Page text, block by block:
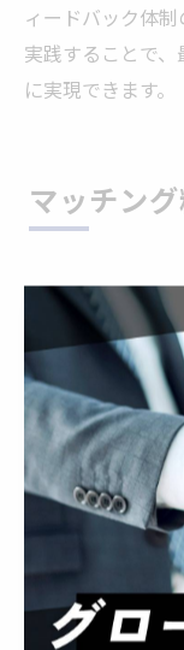
ィードバック体
実践することで
に実現できます。
マッチン
人材紹介の流れ
人材紹介の流れ
度の強化です。な
ることで、採用活
るからです。具
なく、企業文化や
合致した候補者
容や職場環境の
とで、より精度
うした流れを徹